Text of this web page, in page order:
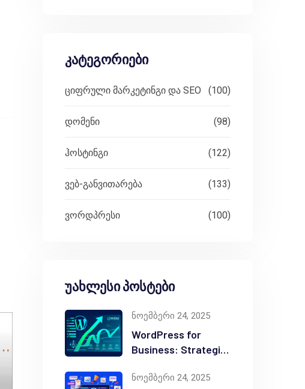
კატეგორიები
ციფრული მარკეტინგი და SEO (100)
დომენი (98)
ჰოსტინგი (122)
ვებ-განვითარება (133)
ვორდპრესი (100)
უახლესი პოსტები
ნოემბერი 24, 2025
WordPress for
Business: Strategic
ნოემბერი 24, 2025